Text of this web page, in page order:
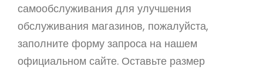
самообслуживания для улучшения
обслуживания магазинов, пожалуйста,
заполните форму запроса на нашем
официальном сайте. Оставьте размер